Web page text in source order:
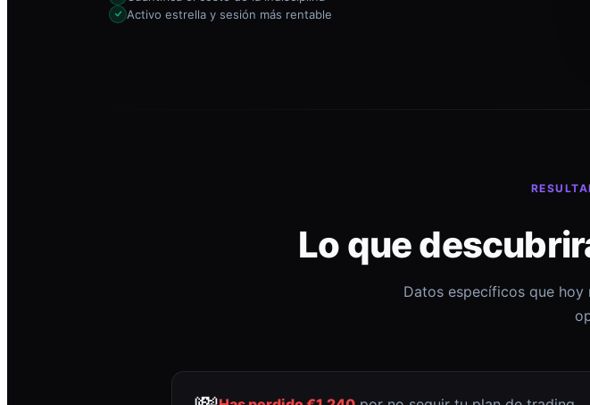
Activo estrella y sesión más rentable
Lo que
Datos específicos que